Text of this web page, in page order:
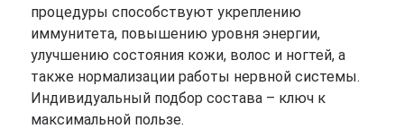
процедуры способствуют укреплению
иммунитета, повышению уровня энергии,
улучшению состояния кожи, волос и ногтей, а
также нормализации работы нервной системы.
Индивидуальный подбор состава – ключ к
максимальной пользе.